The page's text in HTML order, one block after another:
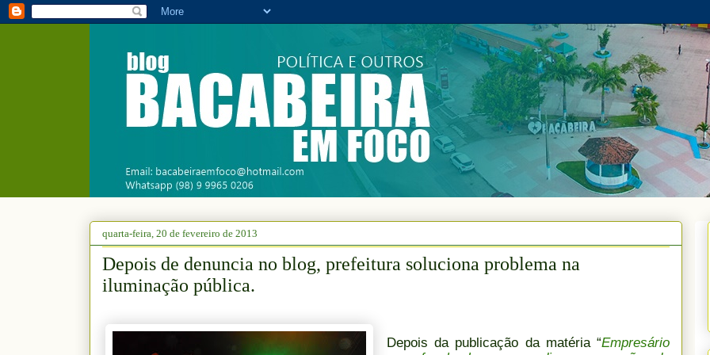
quarta-feira, 20 de fevereiro de 2013
Depois de denuncia no blog, prefeitura soluciona problema na
iluminação pública.
Depois da publicação da matéria “Empresário